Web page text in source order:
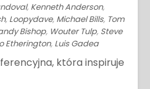
, Kenneth Anderson,
, Loopydave, Michael Bills, Tom
Bishop, Wouter Tulp, Steve
Etherington, Luis Gadea
która inspiruje